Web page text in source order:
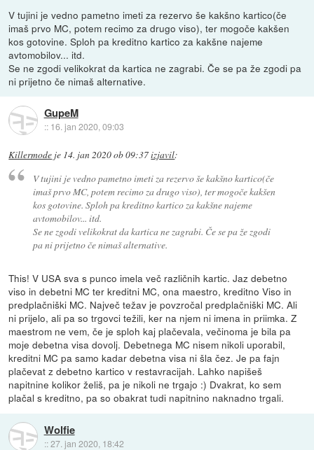
V tujini je vedno pametno imeti za rezervo še kakšno kartico(če
imaš prvo MC, potem recimo za drugo viso), ter mogoče kakšen
kos gotovine. Sploh pa kreditno kartico za kakšne najeme
avtomobilov... itd.
Se ne zgodi velikokrat da kartica ne zagrabi. Če se pa že zgodi pa
ni prijetno če nimaš alternative.
GupeM
:: 16. jan 2020, 09:03
Killermode je 14. jan 2020 ob 09:37izjavil:
V tujini je vedno pametno imeti za rezervo še kakšno kartico(če
imaš prvo MC, potem recimo za drugo viso), ter mogoče kakšen
kos gotovine. Sploh pa kreditno kartico za kakšne najeme
avtomobilov... itd.
Se ne zgodi velikokrat da kartica ne zagrabi. Če se pa že zgodi
pa ni prijetno če nimaš alternative.
This! V USA sva s punco imela več različnih kartic. Jaz debetno
viso in debetni MC ter kreditni MC, ona maestro, kreditno Viso in
predplačniški MC. Največ težav je povzročal predplačniški MC. Ali
ni prijelo, ali pa so trgovci težili, ker na njem ni imena in priimka. Z
maestrom ne vem, če je sploh kaj plačevala, večinoma je bila pa
moje debetna visa dovolj. Debetnega MC nisem nikoli uporabil,
kreditni MC pa samo kadar debetna visa ni šla čez. Je pa fajn
plačevat z debetno kartico v restavracijah. Lahko napišeš
napitnine kolikor želiš, pa je nikoli ne trgajo :) Dvakrat, ko sem
plačal s kreditno, pa so obakrat tudi napitnino naknadno trgali.
Wolfie
::27. jan 2020, 18:42